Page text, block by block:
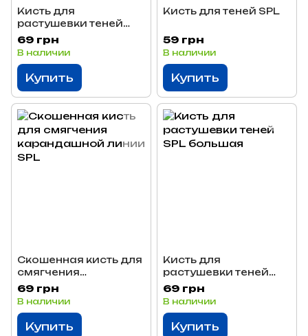
Кисть для
растушевки теней
SPL
69 грн
В наличии
Купить
Кисть для теней SPL
59 грн
В наличии
Купить
Скошенная кисть для
смягчения
карандашной линии
SPL
69 грн
В наличии
Купить
Кисть для
растушевки теней
SPL большая
69 грн
В наличии
Купить